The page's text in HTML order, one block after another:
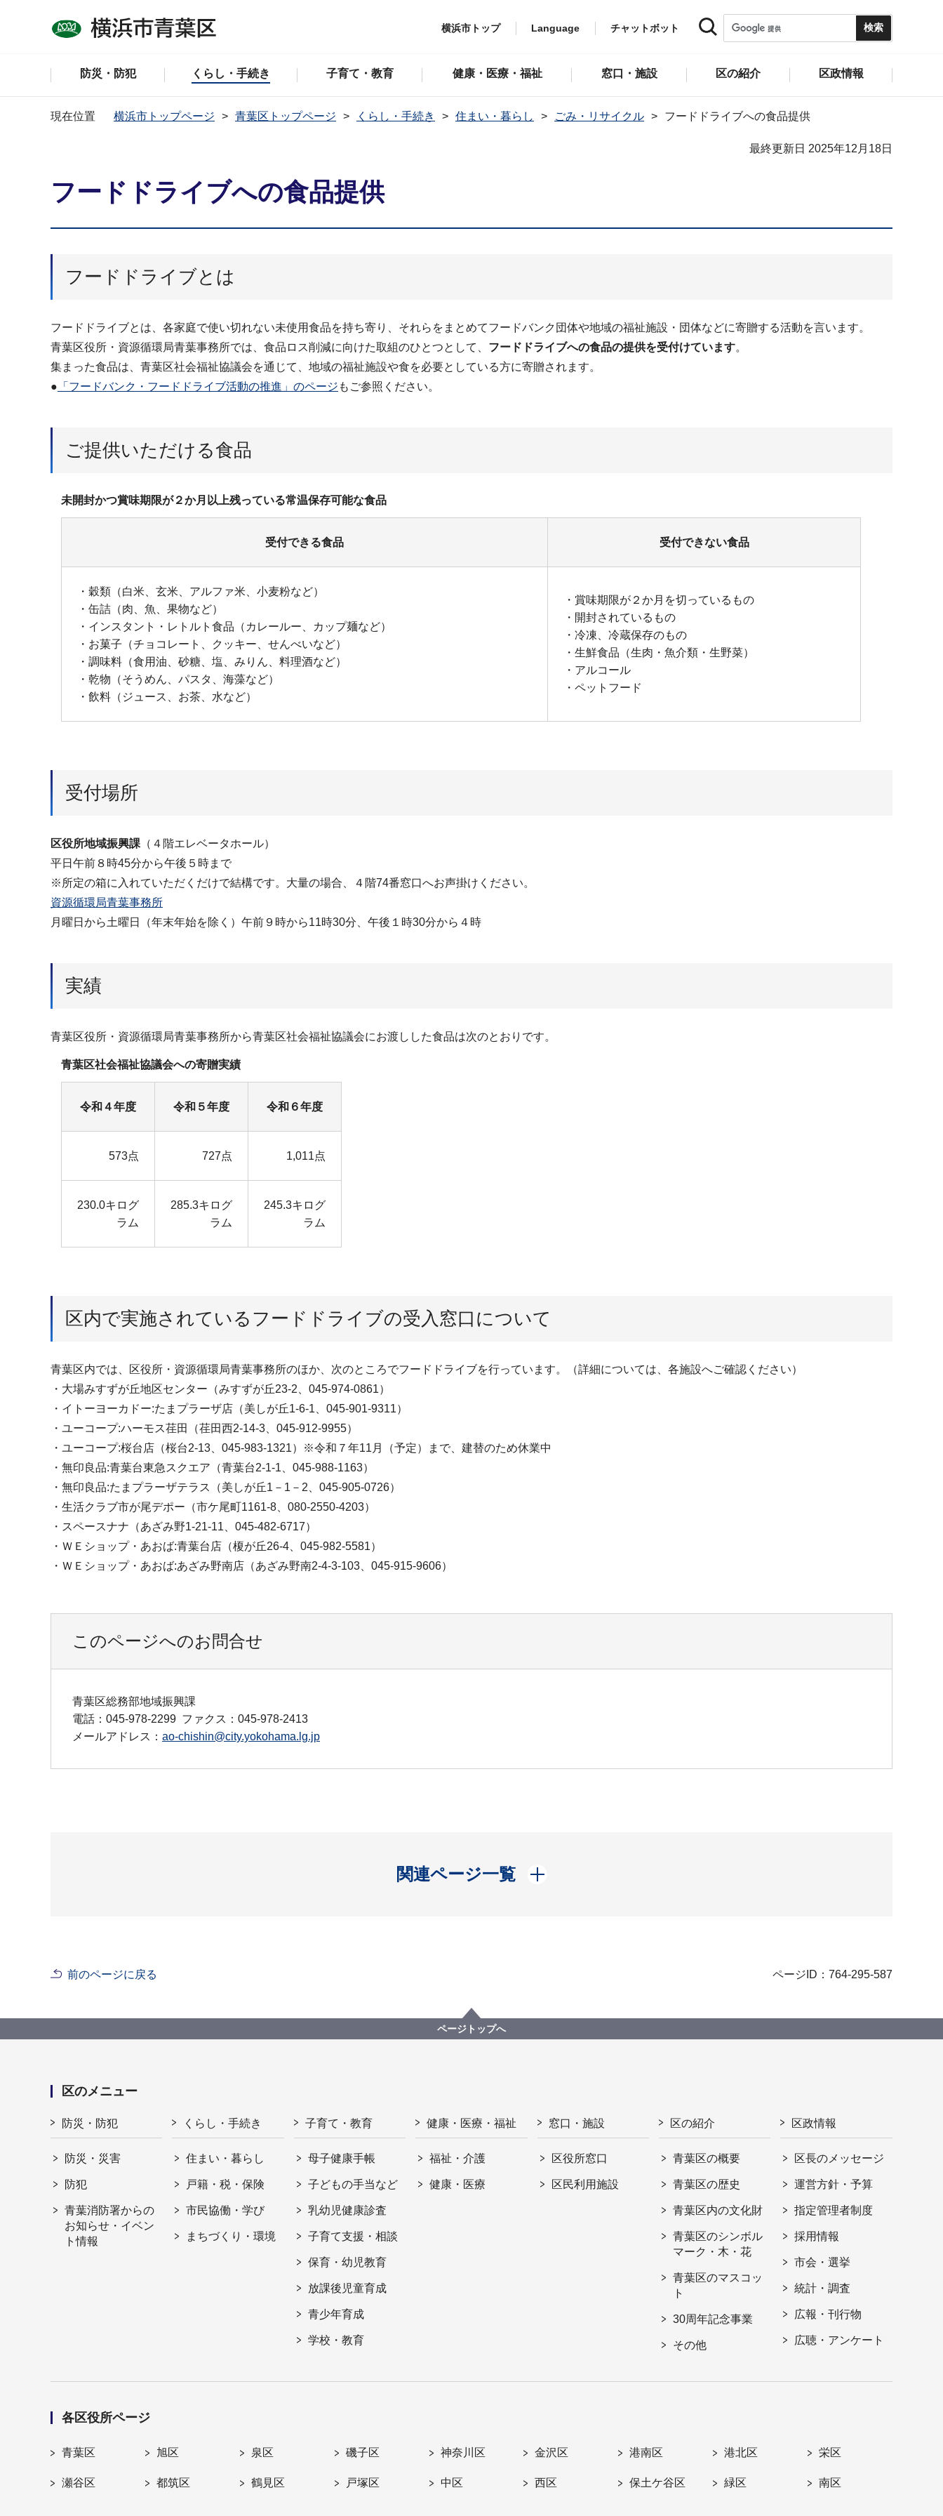
横浜市トップ Language チャットボット
防災・防犯 くらし・手続き 子育て・教育 健康・医療・福祉 窓口・施設 区の紹介 区政情報
現在位置 横浜市トップページ 青葉区トップページ くらし・手続き 住まい・暮らし ごみ・リサイクル フードドライブへの食品提供
最終更新日 2025年12月18日
フードドライブへの食品提供
フードドライブとは
フードドライブとは、各家庭で使い切れない未使用食品を持ち寄り、それらをまとめてフードバンク団体や地域の福祉施設・団体などに寄贈する活動を言います。
青葉区役所・資源循環局青葉事務所では、食品ロス削減に向けた取組のひとつとして、 フードドライブへの食品の提供を受付けています。
集まった食品は、青葉区社会福祉協議会を通じて、地域の福祉施設や食を必要としている方に寄贈されます。
● 「フードバンク・フードドライブ活動の推進」のページ もご参照ください。
ご提供いただける食品
未開封かつ賞味期限が２か月以上残っている常温保存可能な食品
受付できる食品 受付できない食品
・穀類（白米、玄米、アルファ米、小麦粉など）
・缶詰（肉、魚、果物など）
・インスタント・レトルト食品（カレールー、カップ麺など）
・お菓子（チョコレート、クッキー、せんべいなど）
・調味料（食用油、砂糖、塩、みりん、料理酒など）
・乾物（そうめん、パスタ、海藻など）
・飲料（ジュース、お茶、水など）
・賞味期限が２か月を切っているもの
・開封されているもの
・冷凍、冷蔵保存のもの
・生鮮食品（生肉・魚介類・生野菜）
・アルコール
・ペットフード
受付場所
区役所地域振興課 （４階エレベータホール）
平日午前８時45分から午後５時まで
※所定の箱に入れていただくだけで結構です。大量の場合、４階74番窓口へお声掛けください。
資源循環局青葉事務所
月曜日から土曜日（年末年始を除く）午前９時から11時30分、午後１時30分から４時
実績
青葉区役所・資源循環局青葉事務所から青葉区社会福祉協議会にお渡しした食品は次のとおりです。
青葉区社会福祉協議会への寄贈実績
令和４年度 令和５年度 令和６年度
573点 727点 1,011点
230.0キログ
ラム
285.3キログ
ラム
245.3キログ
ラム
区内で実施されているフードドライブの受入窓口について
青葉区内では、区役所・資源循環局青葉事務所のほか、次のところでフードドライブを行っています。（詳細については、各施設へご確認ください）
・大場みすずが丘地区センター（みすずが丘23-2、045-974-0861）
・イトーヨーカドー:たまプラーザ店（美しが丘1-6-1、045-901-9311）
・ユーコープ:ハーモス荏田（荏田西2-14-3、045-912-9955）
・ユーコープ:桜台店（桜台2-13、045-983-1321）※令和７年11月（予定）まで、建替のため休業中
・無印良品:青葉台東急スクエア（青葉台2-1-1、045-988-1163）
・無印良品:たまプラーザテラス（美しが丘1－1－2、045-905-0726）
・生活クラブ市が尾デポー（市ケ尾町1161-8、080-2550-4203）
・スペースナナ（あざみ野1-21-11、045-482-6717）
・ＷＥショップ・あおば:青葉台店（榎が丘26-4、045-982-5581）
・ＷＥショップ・あおば:あざみ野南店（あざみ野南2-4-3-103、045-915-9606）
このページへのお問合せ
青葉区総務部地域振興課
電話：045-978-2299 ファクス：045-978-2413
メールアドレス： ao-chishin@city.yokohama.lg.jp
関連ページ一覧
開く
前のページに戻る ページID：764-295-587
ページトップへ
区のメニュー
防災・防犯
防災・災害
防犯
青葉消防署からの
お知らせ・イベン
ト情報
くらし・手続き
住まい・暮らし
戸籍・税・保険
市民協働・学び
まちづくり・環境
子育て・教育
母子健康手帳
子どもの手当など
乳幼児健康診査
子育て支援・相談
保育・幼児教育
放課後児童育成
青少年育成
学校・教育
健康・医療・福祉
福祉・介護
健康・医療
窓口・施設
区役所窓口
区民利用施設
区の紹介
青葉区の概要
青葉区の歴史
青葉区内の文化財
青葉区のシンボル
マーク・木・花
青葉区のマスコッ
ト
30周年記念事業
その他
区政情報
区長のメッセージ
運営方針・予算
指定管理者制度
採用情報
市会・選挙
統計・調査
広報・刊行物
広聴・アンケート
各区役所ページ
青葉区 旭区 泉区 磯子区 神奈川区 金沢区 港南区 港北区 栄区
瀬谷区 都筑区 鶴見区 戸塚区 中区 西区 保土ケ谷区 緑区 南区